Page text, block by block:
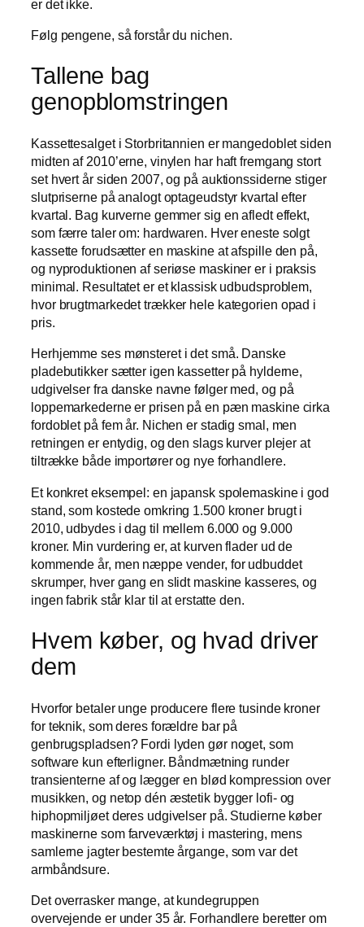
er det ikke.
Følg pengene, så forstår du nichen.
Tallene bag
genopblomstringen
Kassettesalget i Storbritannien er mangedoblet siden
midten af 2010’erne, vinylen har haft fremgang stort
set hvert år siden 2007, og på auktionssiderne stiger
slutpriserne på analogt optageudstyr kvartal efter
kvartal. Bag kurverne gemmer sig en afledt effekt,
som færre taler om: hardwaren. Hver eneste solgt
kassette forudsætter en maskine at afspille den på,
og nyproduktionen af seriøse maskiner er i praksis
minimal. Resultatet er et klassisk udbudsproblem,
hvor brugtmarkedet trækker hele kategorien opad i
pris.
Herhjemme ses mønsteret i det små. Danske
pladebutikker sætter igen kassetter på hylderne,
udgivelser fra danske navne følger med, og på
loppemarkederne er prisen på en pæn maskine cirka
fordoblet på fem år. Nichen er stadig smal, men
retningen er entydig, og den slags kurver plejer at
tiltrække både importører og nye forhandlere.
Et konkret eksempel: en japansk spolemaskine i god
stand, som kostede omkring 1.500 kroner brugt i
2010, udbydes i dag til mellem 6.000 og 9.000
kroner. Min vurdering er, at kurven flader ud de
kommende år, men næppe vender, for udbuddet
skrumper, hver gang en slidt maskine kasseres, og
ingen fabrik står klar til at erstatte den.
Hvem køber, og hvad driver
dem
Hvorfor betaler unge producere flere tusinde kroner
for teknik, som deres forældre bar på
genbrugspladsen? Fordi lyden gør noget, som
software kun efterligner. Båndmætning runder
transienterne af og lægger en blød kompression over
musikken, og netop dén æstetik bygger lofi- og
hiphopmiljøet deres udgivelser på. Studierne køber
maskinerne som farveværktøj i mastering, mens
samlerne jagter bestemte årgange, som var det
armbåndsure.
Det overrasker mange, at kundegruppen
overvejende er under 35 år. Forhandlere beretter om